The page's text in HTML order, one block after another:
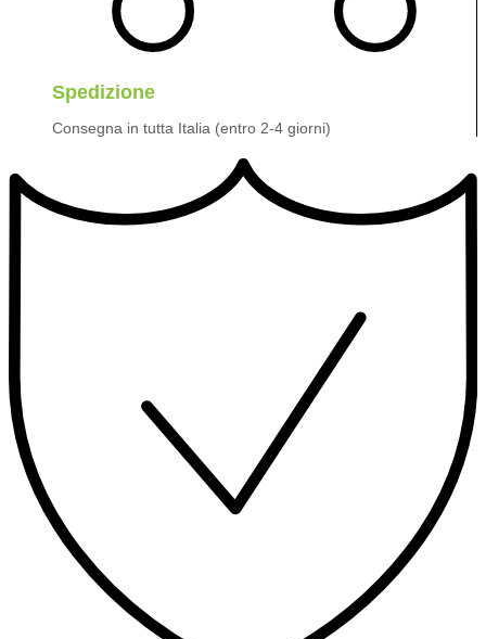
Spedizione
Consegna in tutta Italia (entro 2-4 giorni)